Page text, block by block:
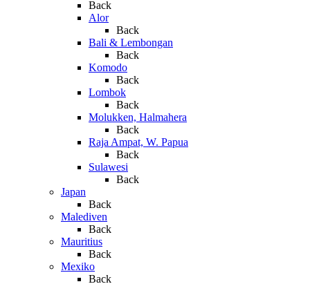
Back
Alor
Back
Bali & Lembongan
Back
Komodo
Back
Lombok
Back
Molukken, Halmahera
Back
Raja Ampat, W. Papua
Back
Sulawesi
Back
Japan
Back
Malediven
Back
Mauritius
Back
Mexiko
Back